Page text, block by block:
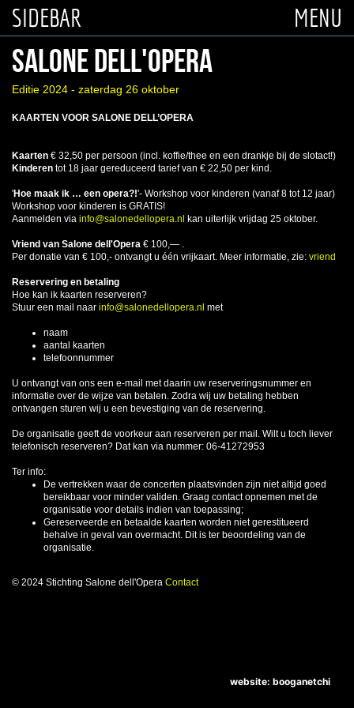
MENU
SIDEBAR
SALONE DELL'OPERA
Editie 2024 - zaterdag 26 oktober
KAARTEN VOOR SALONE DELL’OPERA
Kaarten € 32,50 per persoon (incl. koffie/thee en een drankje bij de slotact!)
Kinderen tot 18 jaar gereduceerd tarief van € 22,50 per kind.
'Hoe maak ik … een opera?!'- Workshop voor kinderen (vanaf 8 tot 12 jaar)
Workshop voor kinderen is GRATIS!
Aanmelden via info@salonedellopera.nl kan uiterlijk vrijdag 25 oktober.
Vriend van Salone dell'Opera € 100,— .
Per donatie van € 100,- ontvangt u één vrijkaart. Meer informatie, zie: vriend
Reservering en betaling
Hoe kan ik kaarten reserveren?
Stuur een mail naar info@salonedellopera.nl met
naam
aantal kaarten
telefoonnummer
U ontvangt van ons een e-mail met daarin uw reserveringsnummer en
informatie over de wijze van betalen. Zodra wij uw betaling hebben
ontvangen sturen wij u een bevestiging van de reservering.
De organisatie geeft de voorkeur aan reserveren per mail. Wilt u toch liever
telefonisch reserveren? Dat kan via nummer: 06-41272953
Ter info:
De vertrekken waar de concerten plaatsvinden zijn niet altijd goed
bereikbaar voor minder validen. Graag contact opnemen met de
organisatie voor details indien van toepassing;
Gereserveerde en betaalde kaarten worden niet gerestitueerd
behalve in geval van overmacht. Dit is ter beoordeling van de
organisatie.
© 2024 Stichting Salone dell'Opera Contact
website: booganetchi